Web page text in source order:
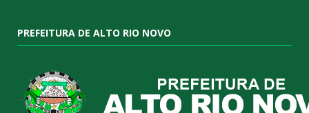
PREFEITURA DE ALTO RIO NOVO